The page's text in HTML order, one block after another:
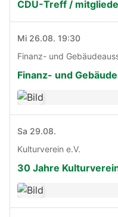
CDU-Treff /
Mi 26.08. 19:30
Finanz- und
Finanz- und
Sa 29.08.
Kulturverein e.V.
30 Jahre